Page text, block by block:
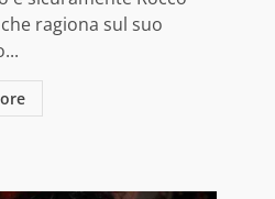
ragiona sul suo